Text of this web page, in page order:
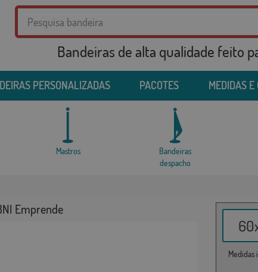
Bandeiras de alta qualidade feito
PERSONALIZADAS PACOTES MEDIDAS E
Mastros
Bandeiras
despacho
Emprende
Medidas